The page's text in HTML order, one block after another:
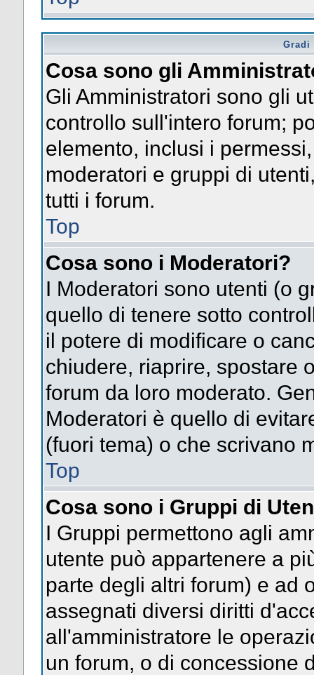
Gradi
Cosa sono gli
Gli Amministratori sono gli
controllo sull'intero forum;
elemento, inclusi i
moderatori e gruppi di
tutti i forum.
Top
Cosa sono i Moderatori?
I Moderatori sono utenti (o
quello di tenere sotto
il potere di modificare o
chiudere, riaprire, spostare
forum da loro moderato.
Moderatori è quello di
(fuori tema) o che scrivano
Top
Cosa sono i Gruppi di
I Gruppi permettono agli
utente può appartenere a
parte degli altri forum) e ad
assegnati diversi diritti
all'amministratore le
un forum, o di concessione